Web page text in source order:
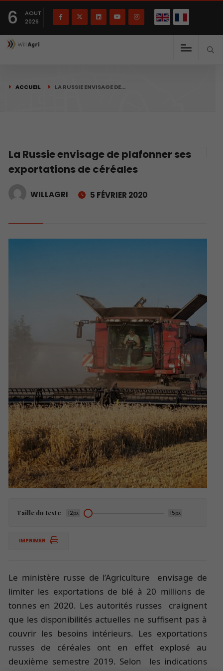
6
AOUT
2026
ACCUEIL LA RUSSIE ENVISAGE DE…
La Russie envisage de plafonner ses
exportations de céréales
WILLAGRI 5 FÉVRIER 2020
Taille du texte 12px 15px
IMPRIMER
Le ministère russe de l’Agriculture envisage de
limiter les exportations de blé à 20 millions de
tonnes en 2020. Les autorités russes craignent
que les disponibilités actuelles ne suffisent pas à
couvrir les besoins intérieurs. Les exportations
russes de céréales ont en effet explosé au
deuxième semestre 2019. Selon les indications
Français English(English)